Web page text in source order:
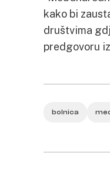
kako bi
društvima
predgovoru
bolnica